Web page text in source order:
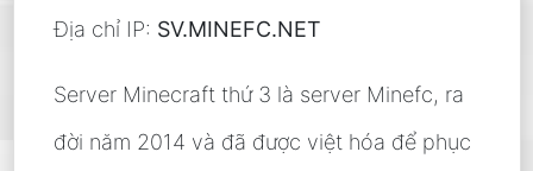
Địa chỉ IP: SV.MINEFC.NET
Server Minecraft thứ 3 là server Minefc, ra
đời năm 2014 và đã được việt hóa để phục